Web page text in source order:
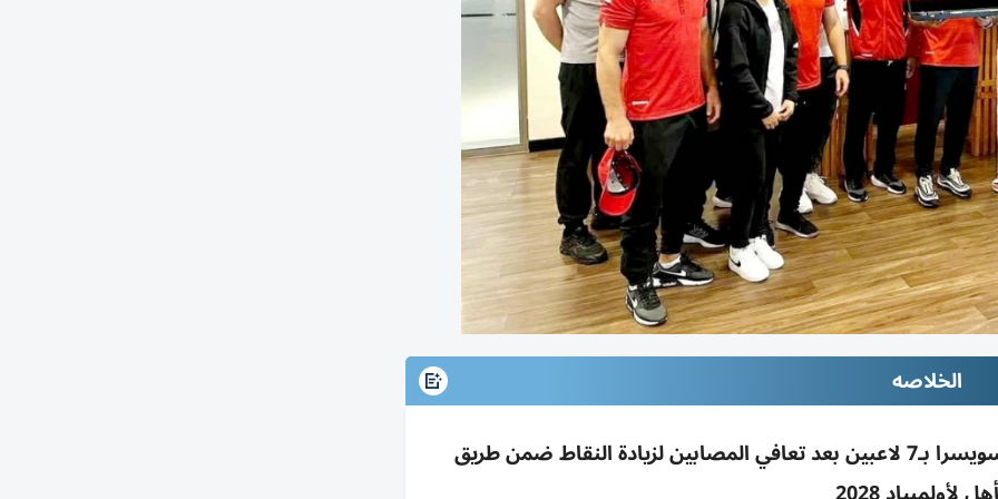
الخلاصه
اتحاد الجودو يشارك ببطولة لوزان جراند سلام بسويسرا بـ7 لاعبين بعد تعافي المصابين لزيادة النقاط ضمن طريق